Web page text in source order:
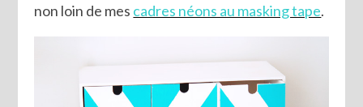
non loin de mes cadres néons au masking tape.